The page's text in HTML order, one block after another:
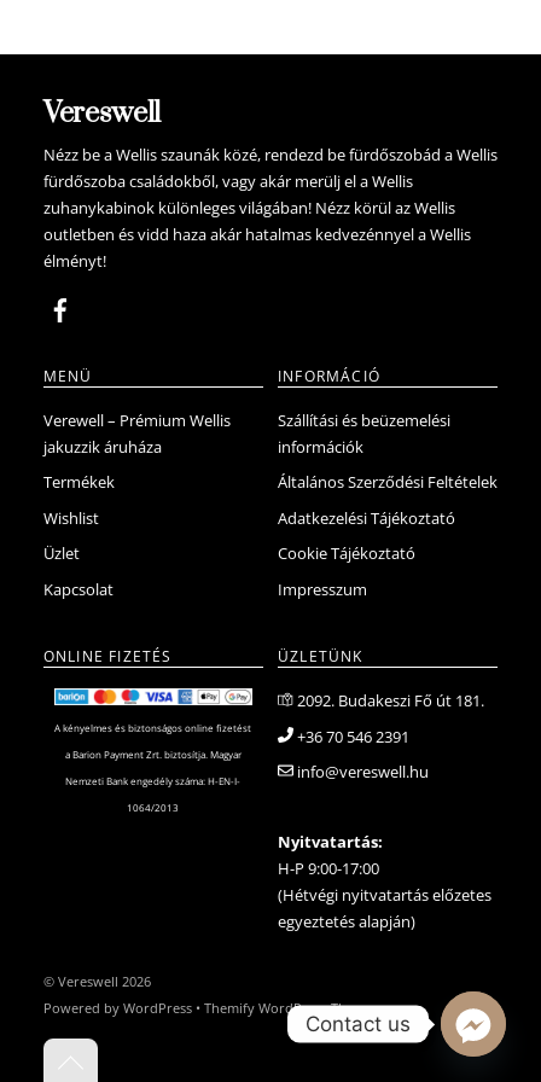
Vereswell
Nézz be a Wellis szaunák közé, rendezd be fürdőszobád a Wellis
fürdőszoba családokből, vagy akár merülj el a Wellis
zuhanykabinok különleges világában! Nézz körül az Wellis
outletben és vidd haza akár hatalmas kedvezénnyel a Wellis
élményt!
MENÜ
Verewell – Prémium Wellis
jakuzzik áruháza
Termékek
Wishlist
Üzlet
Kapcsolat
INFORMÁCIÓ
Szállítási és beüzemelési
információk
Általános Szerződési Feltételek
Adatkezelési Tájékoztató
Cookie Tájékoztató
Impresszum
ONLINE FIZETÉS
A kényelmes és biztonságos online fizetést
a Barion Payment Zrt. biztosítja. Magyar
Nemzeti Bank engedély száma: H-EN-I-
1064/2013
ÜZLETÜNK
2092. Budakeszi Fő út 181.
+36 70 546 2391
info@vereswell.hu
Nyitvatartás:
H-P 9:00-17:00
(Hétvégi nyitvatartás előzetes
egyeztetés alapján)
© Vereswell 2026
Powered by WordPress• Themify WordPress Themes
Contact us